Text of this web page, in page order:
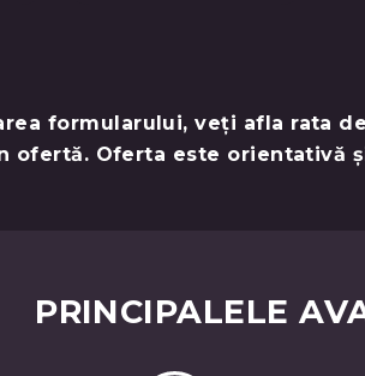
formularului, veți afla rata
ofertă. Oferta este orientativă
PRINCIPALELE